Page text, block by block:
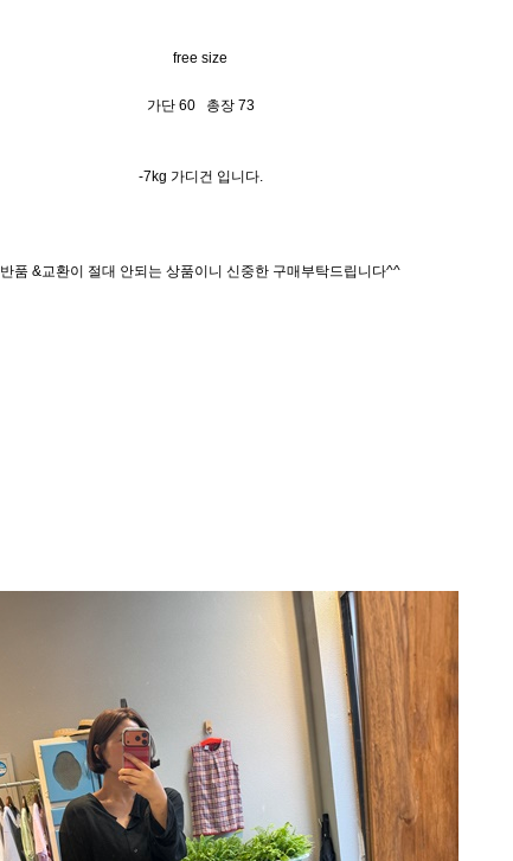
free size
가단 60 총장 73
-7kg 가디건 입니다.
반품 &교환이 절대 안되는 상품이니 신중한 구매부탁드립니다^^